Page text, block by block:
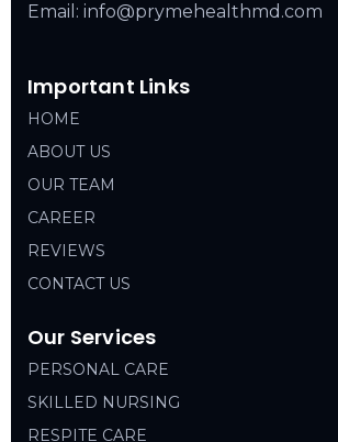
Email: info@prymehealthmd.com
Important Links
HOME
ABOUT US
OUR TEAM
CAREER
REVIEWS
CONTACT US
Our Services
PERSONAL CARE
SKILLED NURSING
RESPITE CARE